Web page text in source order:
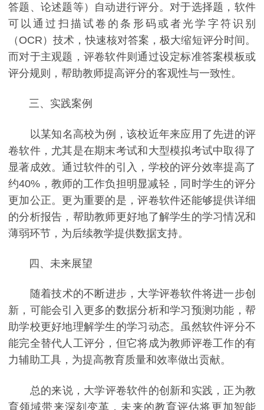
答题、论述题等）自动进行评分。对于选择题，软件
可以通过扫描试卷的条形码或者光学字符识别
（OCR）技术，快速核对答案，极大缩短评分时间。
而对于主观题，评卷软件则通过设定标准答案模板或
评分规则，帮助教师提高评分的客观性与一致性。
三、实践案例
以某知名高校为例，该校近年来应用了先进的评
卷软件，尤其是在期末考试和大型模拟考试中取得了
显著成效。通过软件的引入，学校的评分效率提高了
约40%，教师的工作负担明显减轻，同时学生的评分
更加公正。更为重要的是，评卷软件还能够提供详细
的分析报告，帮助教师更好地了解学生的学习情况和
薄弱环节，为后续教学提供数据支持。
四、未来展望
随着技术的不断进步，大学评卷软件将进一步创
新，可能会引入更多的数据分析和学习预测功能，帮
助学校更好地理解学生的学习动态。虽然软件评分不
能完全替代人工评分，但它将成为教师评卷工作的有
力辅助工具，为提高教育质量和效率做出贡献。
总的来说，大学评卷软件的创新和实践，正为教
育领域带来深刻变革，未来的教育评估将更加智能